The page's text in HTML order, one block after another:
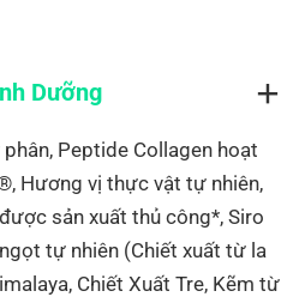
Dưỡng
Peptide Collagen hoạt
Hương vị thực vật tự nhiên,
sản xuất thủ công*, Siro
tự nhiên (Chiết xuất từ ​​​​la
Chiết Xuất Tre, Kẽm từ